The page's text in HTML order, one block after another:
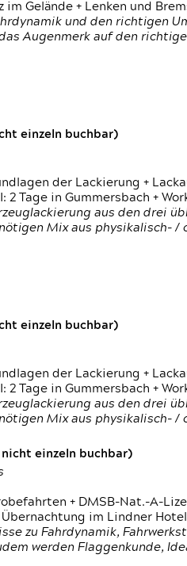
Gelände + Lenken und
und den
Augenmerk auf den
einzeln buchbar)
der Lackierung +
Tage in Gummersbach +
aus den drei
Mix aus physikalisch- /
einzeln buchbar)
der Lackierung +
Tage in Gummersbach +
aus den drei
Mix aus physikalisch- /
einzeln buchbar)
+ DMSB-Nat.-A-
im Lindner
zu Fahrdynamik,
werden Flaggenkunde,